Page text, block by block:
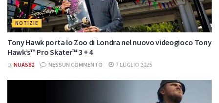
NOTIZIE
Tony Hawk porta lo Zoo di Londra nel nuovo videogioco Tony
Hawk’s™ Pro Skater™ 3 + 4
DI NUAS82 NESSUN COMMENTO 7 LUGLIO 2025